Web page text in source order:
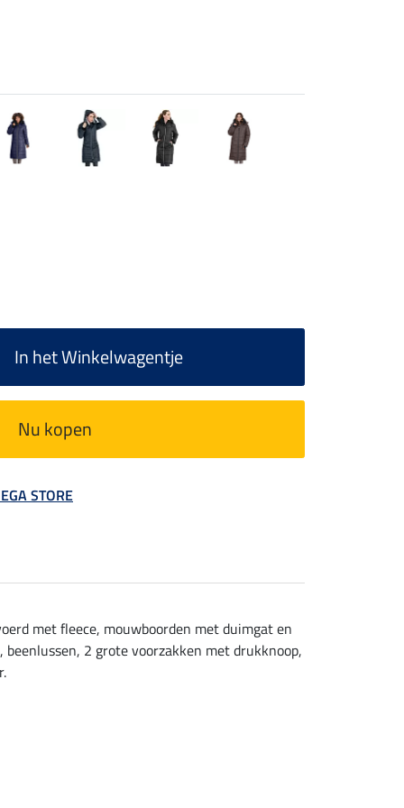
In het Winkelwagentje
Nu kopen
STORE
met fleece, mouwboorden met duimgat en
2 grote voorzakken met drukknoop,